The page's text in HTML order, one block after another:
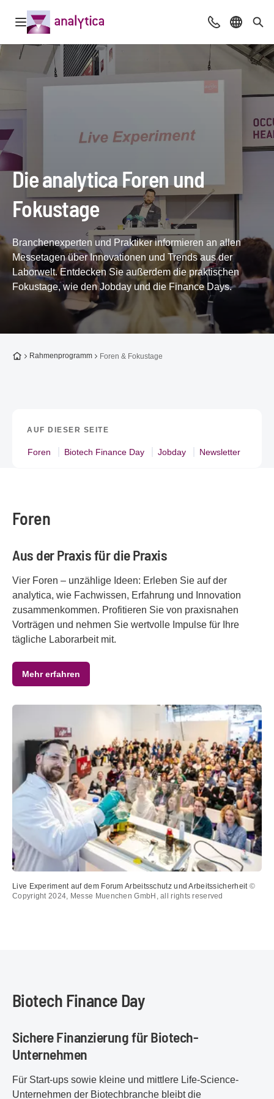
Navigation öffnen Beratung &
Sprache
Die analytica Foren und
Fokustage
Branchenexperten und Praktiker informieren an allen
Messetagen über Innovationen und Trends aus der
Laborwelt. Entdecken Sie außerdem die praktischen
Fokustage, wie den Jobday und die Finance Days.
Zur Startseite
Rahmenprogramm Foren & Fokustage
AUF DIESER SEITE
Foren Biotech Finance Day Jobday Newsletter
Foren
Aus der Praxis für die Praxis
Vier Foren – unzählige Ideen: Erleben Sie auf der
analytica, wie Fachwissen, Erfahrung und Innovation
zusammenkommen. Profitieren Sie von praxisnahen
Vorträgen und nehmen Sie wertvolle Impulse für Ihre
tägliche Laborarbeit mit.
Mehr erfahren
Live Experiment auf dem Forum Arbeitsschutz und Arbeitssicherheit ©
Copyright 2024, Messe Muenchen GmbH, all rights reserved
Biotech Finance Day
Sichere Finanzierung für Biotech-
Unternehmen
Für Start-ups sowie kleine und mittlere Life-Science-
Unternehmen der Biotechbranche bleibt die